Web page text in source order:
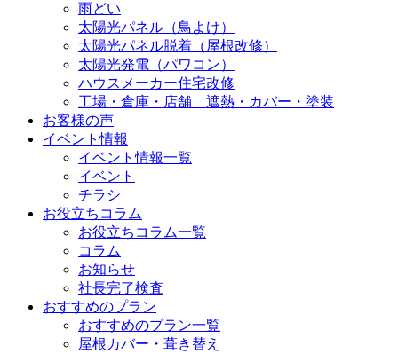
雨どい
太陽光パネル（鳥よけ）
太陽光パネル脱着（屋根改修）
太陽光発電（パワコン）
ハウスメーカー住宅改修
工場・倉庫・店舗 遮熱・カバー・塗装
お客様の声
イベント情報
イベント情報一覧
イベント
チラシ
お役立ちコラム
お役立ちコラム一覧
コラム
お知らせ
社長完了検査
おすすめのプラン
おすすめのプラン一覧
屋根カバー・葺き替え